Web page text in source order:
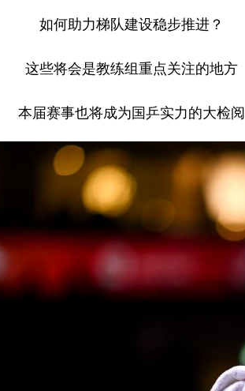
如何助力梯队建设稳步推进？
这些将会是教练组重点关注的地方
本届赛事也将成为国乒实力的大检阅